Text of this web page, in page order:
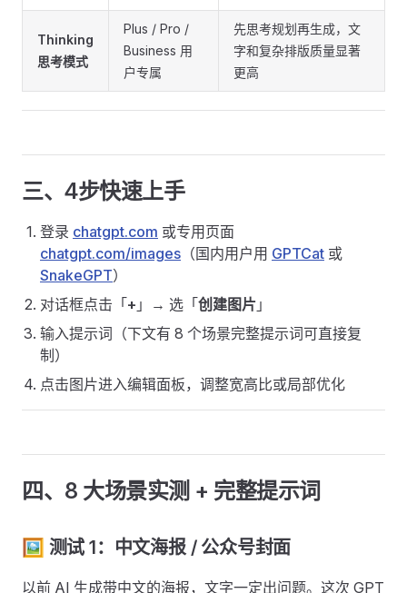
Thinking
思考模式
Plus / Pro /
Business 用
户专属
先思考规划再生成，文
字和复杂排版质量显著
更高
三、4步快速上手
登录 chatgpt.com 或专用页面
chatgpt.com/images （国内用户用 GPTCat 或
SnakeGPT）
对话框点击「 + 」→ 选「 创建图片 」
输入提示词（下文有 8 个场景完整提示词可直接复
制）
点击图片进入编辑面板，调整宽高比或局部优化
四、8 大场景实测 + 完整提示词
🖼️ 测试 1：中文海报 / 公众号封面
以前 AI 生成带中文的海报，文字一定出问题。这次 GPT